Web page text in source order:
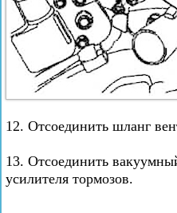
12. Отсоединить шланг
13. Отсоединить
усилителя тормозов.